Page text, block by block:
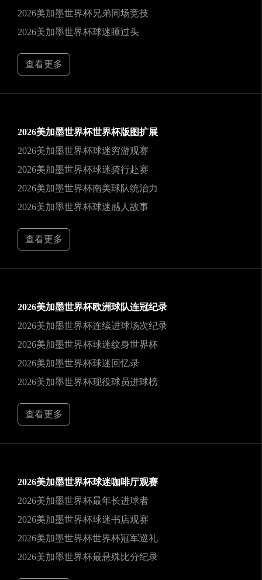
2026美加墨世界杯兄弟同场竞技
2026美加墨世界杯球迷睡过头
查看更多
2026美加墨世界杯世界杯版图扩展
2026美加墨世界杯球迷穷游观赛
2026美加墨世界杯球迷骑行赴赛
2026美加墨世界杯南美球队统治力
2026美加墨世界杯球迷感人故事
查看更多
2026美加墨世界杯欧洲球队连冠纪录
2026美加墨世界杯连续进球场次纪录
2026美加墨世界杯球迷纹身世界杯
2026美加墨世界杯球迷回忆录
2026美加墨世界杯现役球员进球榜
查看更多
2026美加墨世界杯球迷咖啡厅观赛
2026美加墨世界杯最年长进球者
2026美加墨世界杯球迷书店观赛
2026美加墨世界杯世界杯冠军巡礼
2026美加墨世界杯最悬殊比分纪录